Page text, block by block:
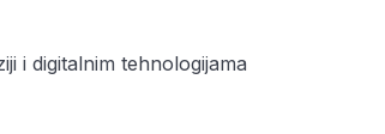
i digitalnim tehnologijama